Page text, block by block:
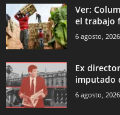
Ver:
el trabajo
6 agosto, 2026
Ex
imputado
6 agosto, 2026